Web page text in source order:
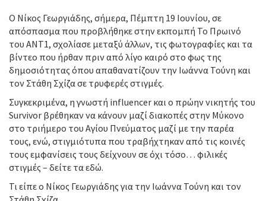
Ο Νίκος Γεωργιάδης, σήμερα, Πέμπτη 19 Ιουνίου, σε
απόσπασμα που προβλήθηκε στην εκπομπή Το Πρωινό
του ΑΝΤ1, σχολίασε μεταξύ άλλων, τις φωτογραφίες και τα
βίντεο που ήρθαν πριν από λίγο καιρό στο φως της
δημοσιότητας όπου απαθανατίζουν την Ιωάννα Τούνη και
τον Στάθη Σχίζα σε τρυφερές στιγμές.
Συγκεκριμένα, η γνωστή influencer και ο πρώην νικητής του
Survivor βρέθηκαν να κάνουν μαζί διακοπές στην Μύκονο
στο τριήμερο του Αγίου Πνεύματος μαζί με την παρέα
τους, ενώ, στιγμιότυπα που τραβήχτηκαν από τις κοινές
τους εμφανίσεις τους δείχνουν σε όχι τόσο… φιλικές
στιγμές – δείτε τα εδώ.
Τι είπε ο Νίκος Γεωργιάδης για την Ιωάννα Τούνη και τον